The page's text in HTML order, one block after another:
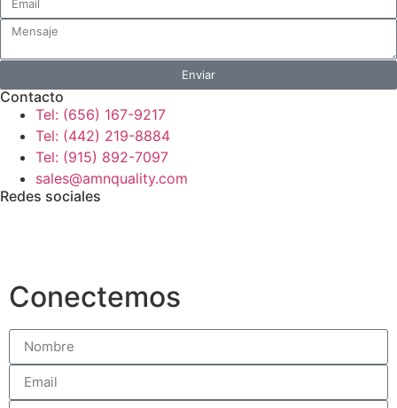
Enviar
Contacto
Tel: (656) 167-9217
Tel: (442) 219-8884
Tel: (915) 892-7097
sales@amnquality.com
Redes sociales
Conectemos